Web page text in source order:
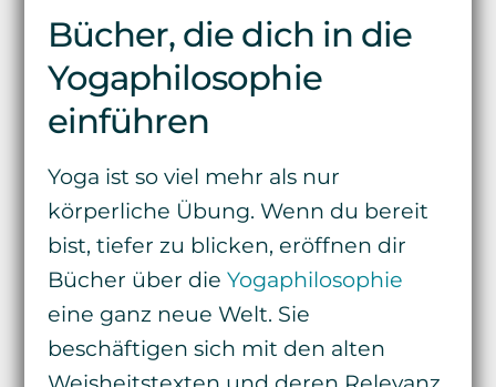
Bücher, die dich in die
Yogaphilosophie
einführen
Yoga ist so viel mehr als nur
körperliche Übung. Wenn du bereit
bist, tiefer zu blicken, eröffnen dir
Bücher über die Yogaphilosophie
eine ganz neue Welt. Sie
beschäftigen sich mit den alten